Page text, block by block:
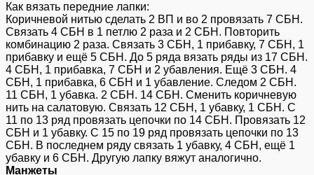
Как вязать передние лапки:
Коричневой нитью сделать 2 ВП и во 2 провязать 7 СБН.
Связать 4 СБН в 1 петлю 2 раза и 2 СБН. Повторить
комбинацию 2 раза. Связать 3 СБН, 1 прибавку, 7 СБН, 1
прибавку и ещё 5 СБН. До 5 ряда вязать ряды из 17 СБН.
4 СБН, 1 прибавка, 7 СБН и 2 убавления. Ещё 3 СБН. 4
СБН, 1 прибавка, 6 СБН и 1 убавление. Следом 2 СБН.
11 СБН, 1 убавка. 2 СБН. 14 СБН. Сменить коричневую
нить на салатовую. Связать 12 СБН, 1 убавку, 1 СБН. С
11 по 13 ряд провязать цепочки по 14 СБН. Провязать 12
СБН и 1 убавку. С 15 по 19 ряд провязать цепочки по 13
СБН. В последнем ряду связать 1 убавку, 4 СБН, ещё 1
убавку и 6 СБН. Другую лапку вяжут аналогично.
Манжеты